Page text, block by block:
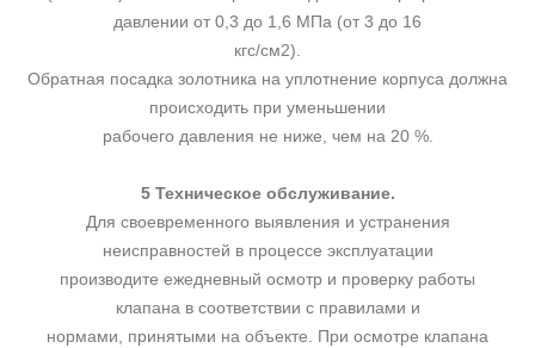
давлении от 0,3 до 1,6 МПа (от 3 до 16
кгс/см2).
Обратная посадка золотника на уплотнение корпуса должна
происходить при уменьшении
рабочего давления не ниже, чем на 20 %.
5 Техническое обслуживание.
Для своевременного выявления и устранения
неисправностей в процессе эксплуатации
производите ежедневный осмотр и проверку работы
клапана в соответствии с правилами и
нормами, принятыми на объекте. При осмотре клапана